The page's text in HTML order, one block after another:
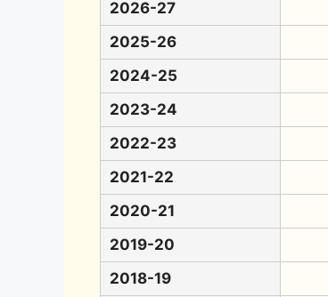
2026-27
2025-26
2024-25
2023-24
2022-23
2021-22
2020-21
2019-20
2018-19